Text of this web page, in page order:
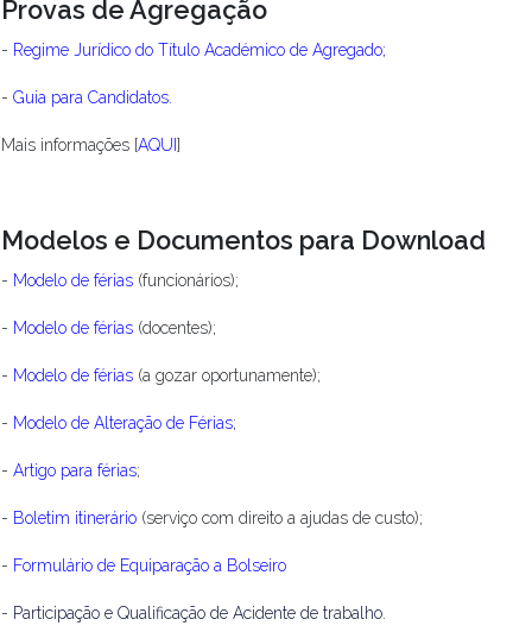
Provas de Agregação
- Regime Jurídico do Título Académico de Agregado;
- Guia para Candidatos
Mais informações [AQUI ]
Modelos e Documentos para Download
- Modelo de férias (funcionários);
- Modelo de férias (docentes);
- Modelo de férias (a gozar oportunamente);
- Modelo de Alteração de Férias;
- Artigo para férias;
- Boletim itinerário (serviço com direito a ajudas de custo);
- Formulário de Equiparação a Bolseiro
- Participação e Qualificação de Acidente de trabalho